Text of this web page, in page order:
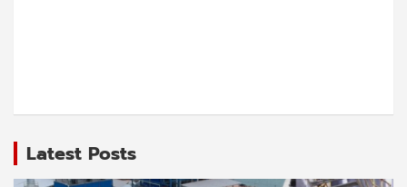
Latest Posts